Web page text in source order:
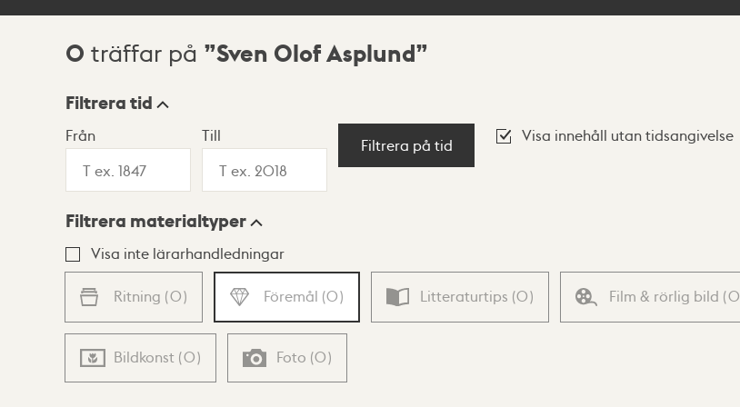
Sökresultat
0 träffar på Sven Olof Asplund
Visningsläge
Lista Karta
Filtrera tid
Från Till
Filtrera på tid
Visa innehåll utan tidsangivelse
Filtrera materialtyper
Visa inte lärarhandledningar
Ritning (0) Föremål (0) Litteraturtips (0) Film & rörlig bild (0
Bildkonst (0) Foto (0)